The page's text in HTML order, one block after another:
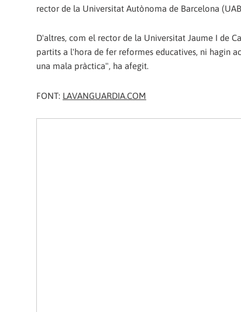
rector de la Universitat Autònoma de Barcelona
D'altres, com el rector de la Universitat Jaume I de
partits a l'hora de fer reformes educatives, ni hagin
una mala pràctica", ha afegit.
FONT: LAVANGUARDIA.COM